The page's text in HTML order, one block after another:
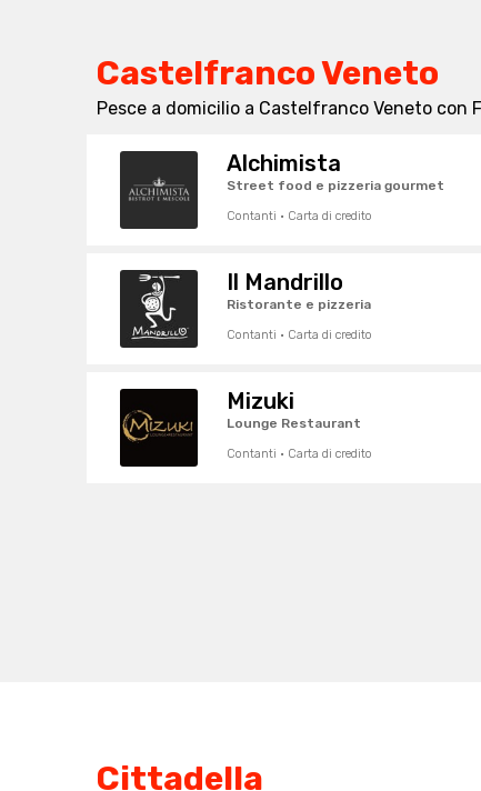
Castelfranco Veneto
Pesce a domicilio a Castelfranco Veneto con
Alchimista
Street food e pizzeria gourmet
Contanti · Carta di credito
Il Mandrillo
Ristorante e pizzeria
Contanti · Carta di credito
Mizuki
Lounge Restaurant
Contanti · Carta di credito
Cittadella